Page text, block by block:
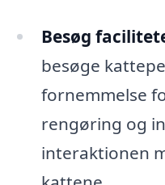
Besøg
besøge
fornemmelse
rengøring og
interaktionen